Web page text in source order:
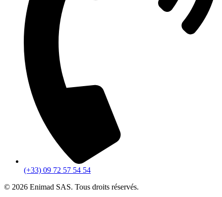
(+33) 09 72 57 54 54
© 2026 Enimad SAS. Tous droits réservés.